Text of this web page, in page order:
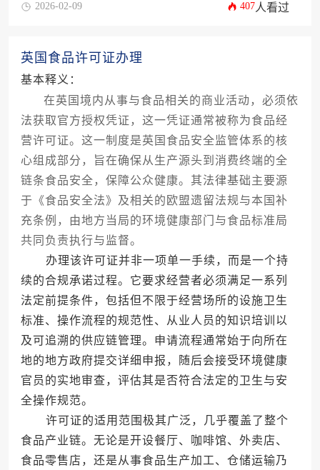
2026-02-09 407人看过
英国食品许可证办理
基本释义：
在英国境内从事与食品相关的商业活动，必须依
法获取官方授权凭证，这一凭证通常被称为食品经
营许可证。这一制度是英国食品安全监管体系的核
心组成部分，旨在确保从生产源头到消费终端的全
链条食品安全，保障公众健康。其法律基础主要源
于《食品安全法》及相关的欧盟遗留法规与本国补
充条例，由地方当局的环境健康部门与食品标准局
共同负责执行与监督。
办理该许可证并非一项单一手续，而是一个持
续的合规承诺过程。它要求经营者必须满足一系列
法定前提条件，包括但不限于经营场所的设施卫生
标准、操作流程的规范性、从业人员的知识培训以
及可追溯的供应链管理。申请流程通常始于向所在
地的地方政府提交详细申报，随后会接受环境健康
官员的实地审查，评估其是否符合法定的卫生与安
全操作规范。
许可证的适用范围极其广泛，几乎覆盖了整个
食品产业链。无论是开设餐厅、咖啡馆、外卖店、
食品零售店，还是从事食品生产加工、仓储运输乃